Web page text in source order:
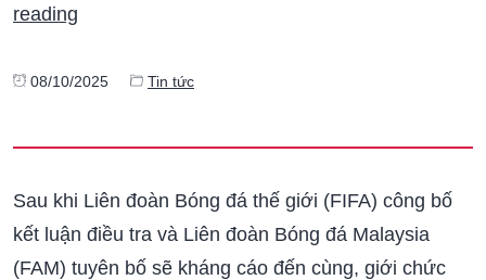
reading
08/10/2025 Tin tức
Sau khi Liên đoàn Bóng đá thế giới (FIFA) công bố
kết luận điều tra và Liên đoàn Bóng đá Malaysia
(FAM) tuyên bố sẽ kháng cáo đến cùng, giới chức